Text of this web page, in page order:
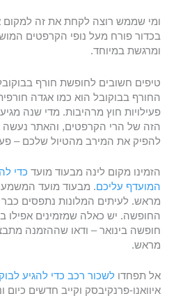
ומי שממש רוצה לקחת את זה למקום
בכדור פורח מעל נופי הקרפטים
ומרגשת במיוחד.
טיפים חשובים לחופשת חורף
החורף בבוקובל הוא כמו אגדה
פעילויות חוץ מרהיבות. מדי שנה
הזה של הרי הקרפטים, והאתר נעשה
להפיק את המירב מהטיול שלכם –
הזמינו מקום לינה מבעוד מועד כדי
המועדף עליכם. מבעוד מועד
מראש. לעיתים המלונות נתפסים
החופשה. יש כאלה שמזמינים אפילו
מראש.
אל תפחדולשכור רכב כדי להגיע
איוואנו-פרנקיבסק וקייב חדשים